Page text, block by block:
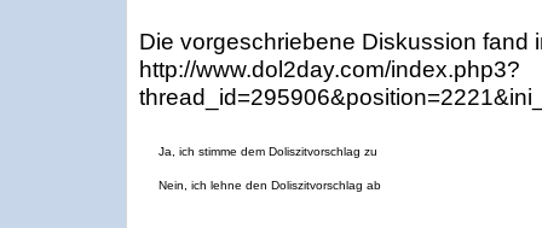
Die vorgeschriebene Diskussion fand
http://www.dol2day.com/index.php3?
Ja, ich stimme dem Doliszitvorschlag zu
Nein, ich lehne den Doliszitvorschlag ab